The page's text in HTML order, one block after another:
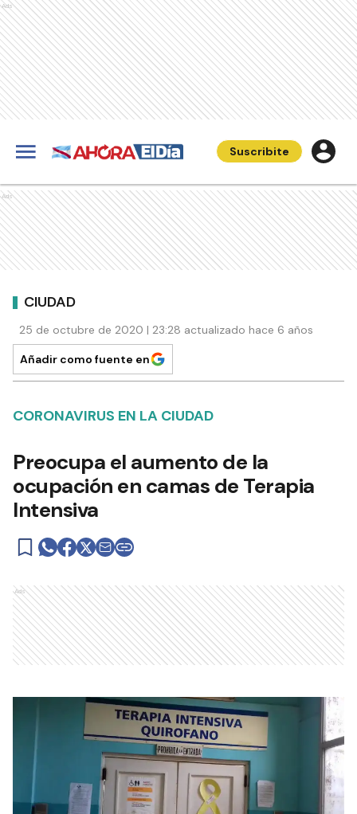
Ads
Suscribite
Ads
CIUDAD
25 de octubre de 2020 | 23:28 actualizado hace 6 años
Añadir como fuente en
CORONAVIRUS EN LA CIUDAD
Preocupa el aumento de la
ocupación en camas de Terapia
Intensiva
Ads